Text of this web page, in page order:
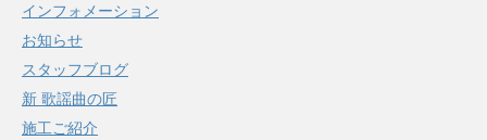
インフォメーション
お知らせ
スタッフブログ
新 歌謡曲の匠
施工ご紹介